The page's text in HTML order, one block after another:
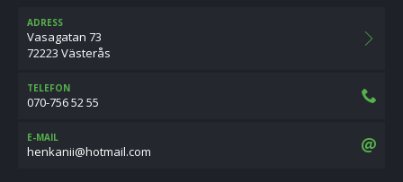
ADRESS
Vasagatan 73
72223 Västerås
TELEFON
070-756 52 55
E-MAIL
moc.liamtoh@iinakneh